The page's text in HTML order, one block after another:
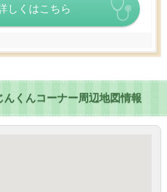
しくはこちら
んくんコーナー周辺地図情報